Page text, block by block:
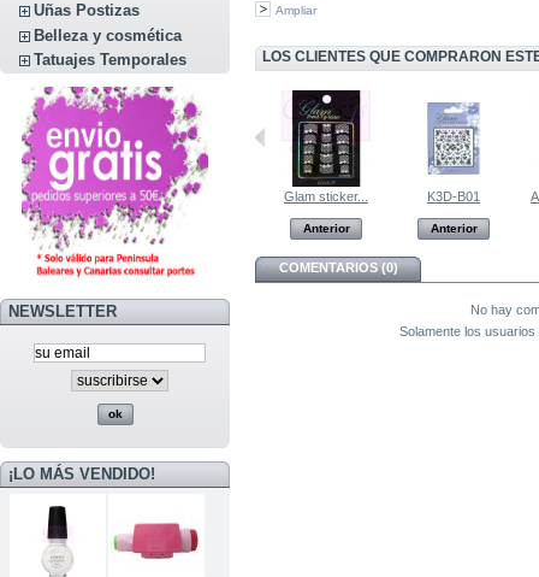
Uñas Postizas
Belleza y cosmética
Tatuajes Temporales
NEWSLETTER
¡LO MÁS VENDIDO!
Ampliar
LOS CLIENTES QUE COMPRARON
K3D-W03
Anterior
Adhesivos 3D-07 Glam sticker...
Anterior
K3D-B01
Anterior
COMENTARIOS (0)
No hay
Solamente los